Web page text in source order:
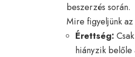
beszerzés során.
Mire figyeljünk
Érettség:
hiányzik belőle